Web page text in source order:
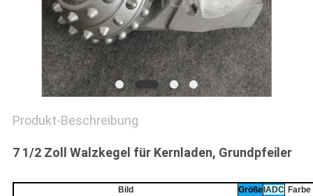
ZITAT
SITEMAP
PRIVACY
POLICY
Produkt-Beschreibung
7 1/2 Zoll Walzkegel für Kernladen, Grundpfeiler
Bild Größe IADC Farbe